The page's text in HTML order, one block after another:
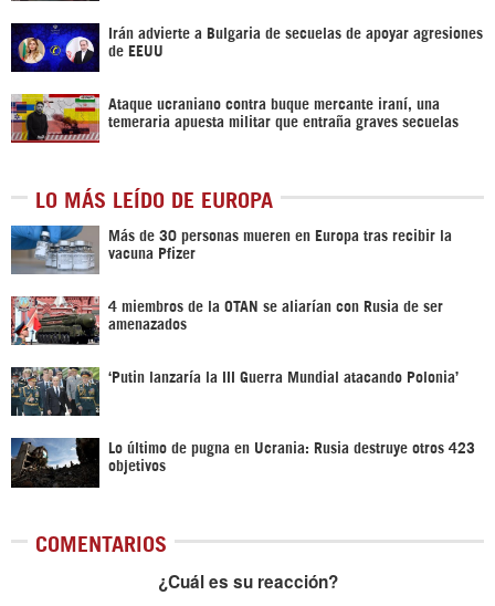
Irán advierte a Bulgaria de secuelas de apoyar agresiones
de EEUU
Ataque ucraniano contra buque mercante iraní, una
temeraria apuesta militar que entraña graves secuelas
LO MÁS LEÍDO DE EUROPA
Más de 30 personas mueren en Europa tras recibir la
vacuna Pfizer
4 miembros de la OTAN se aliarían con Rusia de ser
amenazados
‘Putin lanzaría la III Guerra Mundial atacando Polonia’
Lo último de pugna en Ucrania: Rusia destruye otros 423
objetivos
COMENTARIOS